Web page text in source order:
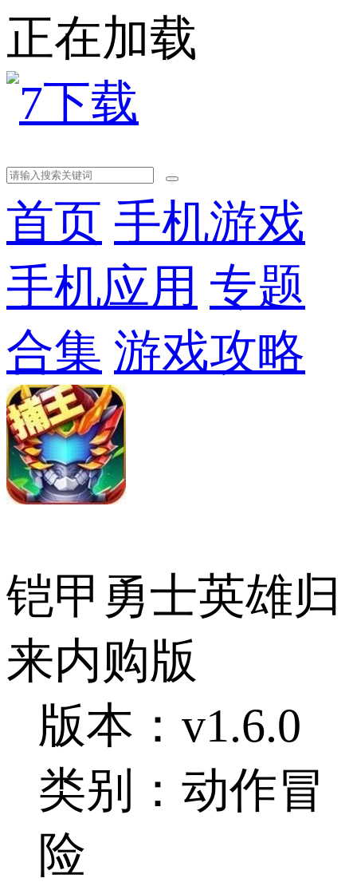
正在加载
首页 手机游戏
手机应用 专题
合集 游戏攻略
铠甲勇士英雄归
来内购版
版本：v1.6.0
类别：动作冒
险